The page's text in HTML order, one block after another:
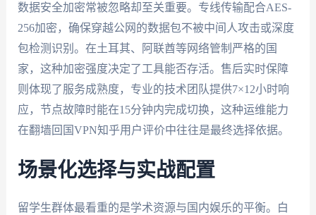
数据安全加密常被忽略却至关重要。专线传输配合AES-
256加密，确保穿越公网的数据包不被中间人攻击或深度
包检测识别。在土耳其、阿联酋等网络管制严格的国
家，这种加密强度决定了工具能否存活。售后实时保障
则体现了服务成熟度，专业的技术团队提供7×12小时响
应，节点故障时能在15分钟内完成切换，这种运维能力
在翻墙回国VPN知乎用户评价中往往是最终选择依据。
场景化选择与实战配置
留学生群体最看重的是学术资源与国内娱乐的平衡。白